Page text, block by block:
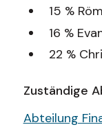
15 %
16 %
22 %
Zuständige
Abteilung